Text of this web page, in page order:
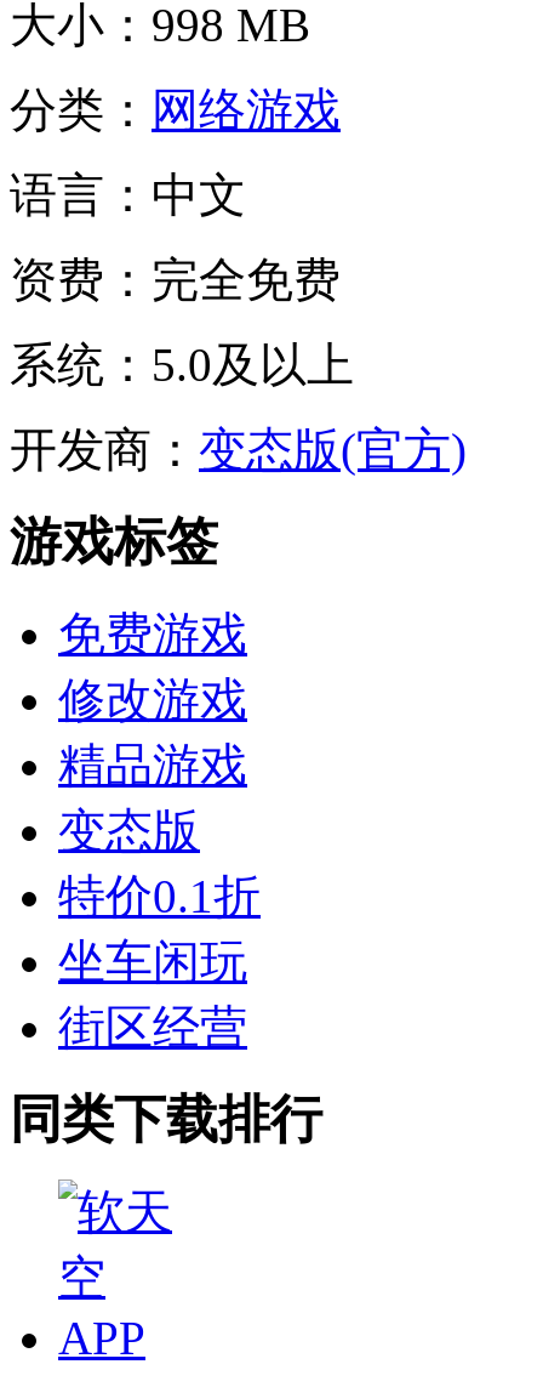
大小： 998 MB
分类： 网络游戏
语言： 中文
资费： 完全免费
系统： 5.0及以上
开发商： 变态版(官方)
游戏标签
免费游戏
修改游戏
精品游戏
变态版
特价0.1折
坐车闲玩
街区经营
同类下载排行